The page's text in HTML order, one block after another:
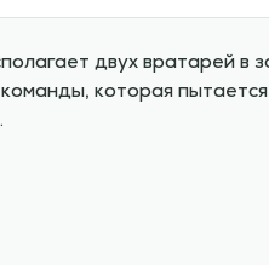
двух вратарей в
которая пытается